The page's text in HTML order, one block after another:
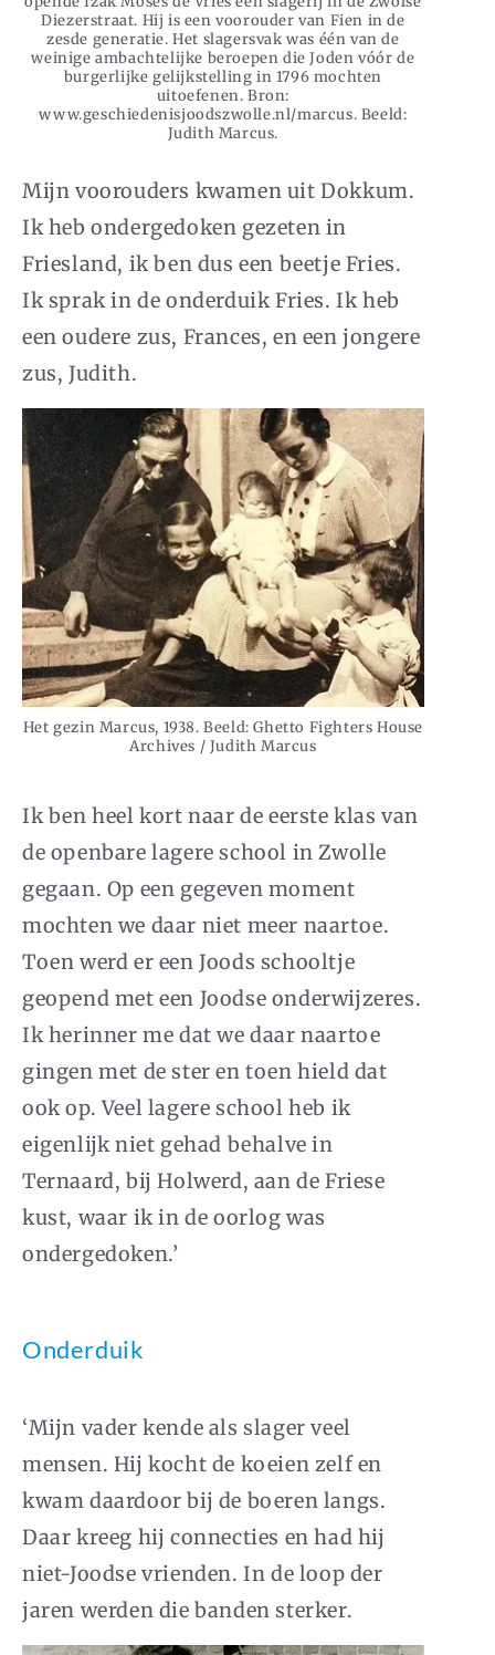
Diezerstraat. Hij is een voorouder van Fien in de
zesde generatie. Het slagersvak was één van de
weinige ambachtelijke beroepen die Joden vóór de
burgerlijke gelijkstelling in 1796 mochten
uitoefenen. Bron:
www.geschiedenisjoodszwolle.nl/marcus. Beeld:
Judith Marcus.
Mijn voorouders kwamen uit Dokkum.
Ik heb ondergedoken gezeten in
Friesland, ik ben dus een beetje Fries.
Ik sprak in de onderduik Fries. Ik heb
een oudere zus, Frances, en een jongere
zus, Judith.
Het gezin Marcus, 1938. Beeld: Ghetto Fighters House
Archives / Judith Marcus
Ik ben heel kort naar de eerste klas van
de openbare lagere school in Zwolle
gegaan. Op een gegeven moment
mochten we daar niet meer naartoe.
Toen werd er een Joods schooltje
geopend met een Joodse onderwijzeres.
Ik herinner me dat we daar naartoe
gingen met de ster en toen hield dat
ook op. Veel lagere school heb ik
eigenlijk niet gehad behalve in
Ternaard, bij Holwerd, aan de Friese
kust, waar ik in de oorlog was
ondergedoken.’
Onderduik
‘Mijn vader kende als slager veel
mensen. Hij kocht de koeien zelf en
kwam daardoor bij de boeren langs.
Daar kreeg hij connecties en had hij
niet-Joodse vrienden. In de loop der
jaren werden die banden sterker.